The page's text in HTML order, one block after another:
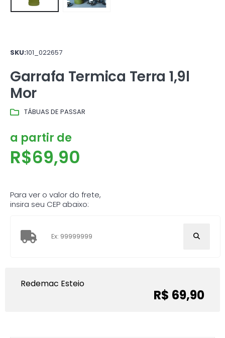
SKU:101_022657
Garrafa Termica Terra 1,9l
Mor
TÁBUAS DE PASSAR
a partir de
R$69,90
Para ver o valor do frete,
insira seu CEP abaixo:
Redemac Esteio
R$ 69,90